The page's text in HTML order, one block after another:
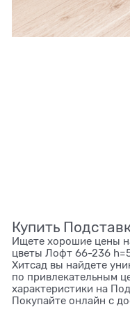
Купить
Ищете хорошие цены
цветы Лофт 66-236
Хитсад вы найдете
по привлекательным
характеристики на
Покупайте онлайн с